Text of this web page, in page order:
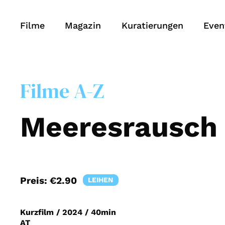
Filme Magazin Kuratierungen
Filme A-Z
Preis: €2.90 LEIHEN
Kurzfilm / 2024 / 40min
AT